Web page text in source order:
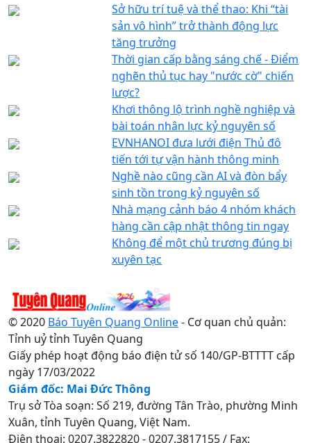
Sở hữu trí tuệ và thể thao: Khi “tài
sản vô hình” trở thành động lực
tăng trưởng
Thời gian cấp bằng sáng chế - Điểm
nghẽn thủ tục hay "nước cờ" chiến
lược?
Khơi thông lộ trình nghề nghiệp và
bài toán nhân lực kỷ nguyên số
EVNHANOI đưa lưới điện Thủ đô
tiến tới tự vận hành thông minh
Nghề nào cũng cần AI và đòn bẩy
sinh tồn trong kỷ nguyên số
Nhà mạng cảnh báo 4 nhóm khách
hàng cần cập nhật thông tin ngay
Không để một chủ trương đúng bị
xuyên tạc
© 2020 Báo Tuyên Quang Online- Cơ quan chủ quản:
Tỉnh uỷ tỉnh Tuyên Quang
Giấy phép hoạt động báo điện tử số 140/GP-BTTTT cấp
ngày 17/03/2022
Giám đốc: Mai Đức Thông
Trụ sở Tòa soạn: Số 219, đường Tân Trào, phường Minh
Xuân, tỉnh Tuyên Quang, Việt Nam.
Điện thoại: 0207.3822820 - 0207.3817155 / Fax: